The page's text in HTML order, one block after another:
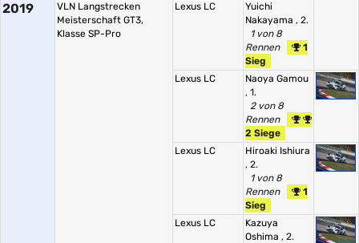
2019
VLN Langstrecken
Meisterschaft GT3,
Klasse SP-Pro
Lexus LC
Yuichi
Nakayama , 2.
1 von 8
Rennen
1
Sieg
Lexus LC
Naoya Gamou
, 1.
2 von 8
Rennen
2 Siege
Lexus LC
Hiroaki Ishiura
, 2.
1 von 8
Rennen
1
Sieg
Lexus LC
Kazuya
Oshima , 2.